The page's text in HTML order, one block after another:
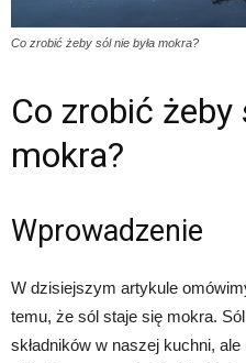
Co zrobić żeby sól nie była mokra?
Co zrobić żeby
mokra?
Wprowadzenie
W dzisiejszym artykule
temu, że sól staje się mokra.
składników w naszej kuchni, ale